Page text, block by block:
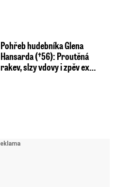
Pohřeb hudebníka Glena
Hansarda (†56): Proutěná
rakev, slzy vdovy i zpěv ex…